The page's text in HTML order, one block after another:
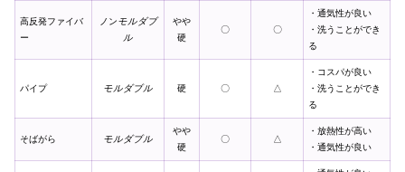
高反発ファイバ
ー
ノンモルダブ
ル
やや
硬
〇 〇
・通気性が良い
・洗うことができ
る
パイプ モルダブル 硬 〇 △
・コスパが良い
・洗うことができ
る
そばがら モルダブル
やや
硬
〇 △
・放熱性が高い
・通気性が良い